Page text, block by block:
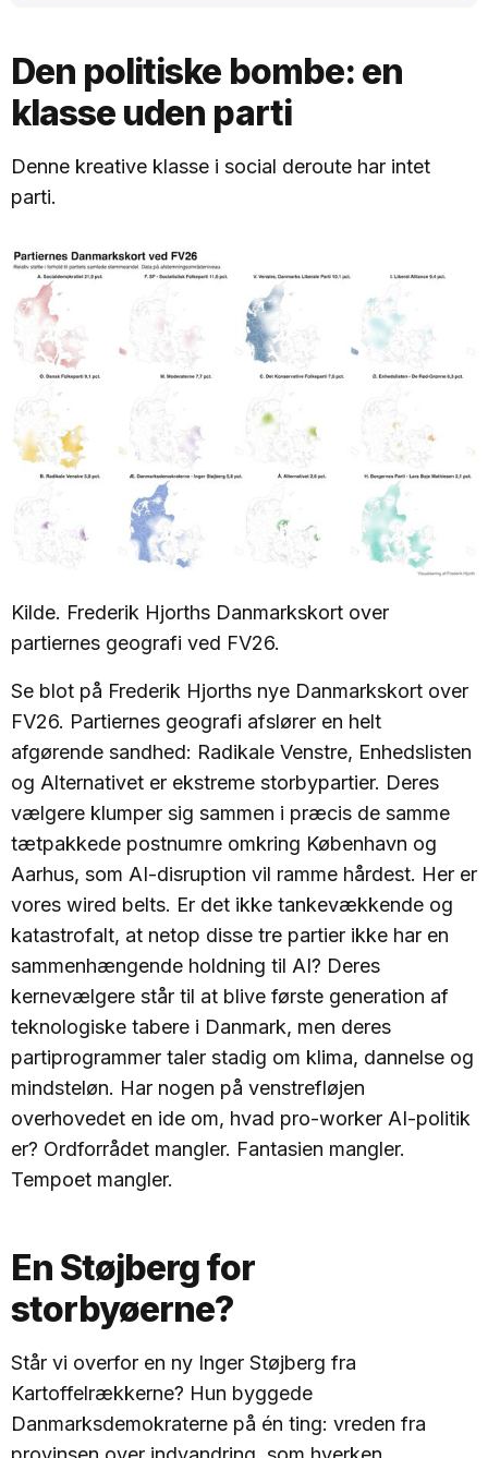
Den politiske bombe: en
klasse uden parti
Denne kreative klasse i social deroute har intet
parti.
Kilde. Frederik Hjorths Danmarkskort over
partiernes geografi ved FV26.
Se blot på Frederik Hjorths nye Danmarkskort over
FV26. Partiernes geografi afslører en helt
afgørende sandhed: Radikale Venstre, Enhedslisten
og Alternativet er ekstreme storbypartier. Deres
vælgere klumper sig sammen i præcis de samme
tætpakkede postnumre omkring København og
Aarhus, som AI-disruption vil ramme hårdest. Her er
vores wired belts. Er det ikke tankevækkende og
katastrofalt, at netop disse tre partier ikke har en
sammenhængende holdning til AI? Deres
kernevælgere står til at blive første generation af
teknologiske tabere i Danmark, men deres
partiprogrammer taler stadig om klima, dannelse og
mindsteløn. Har nogen på venstrefløjen
overhovedet en ide om, hvad pro-worker AI-politik
er? Ordforrådet mangler. Fantasien mangler.
Tempoet mangler.
En Støjberg for
storbyøerne?
Står vi overfor en ny Inger Støjberg fra
Kartoffelrækkerne? Hun byggede
Danmarksdemokraterne på én ting: vreden fra